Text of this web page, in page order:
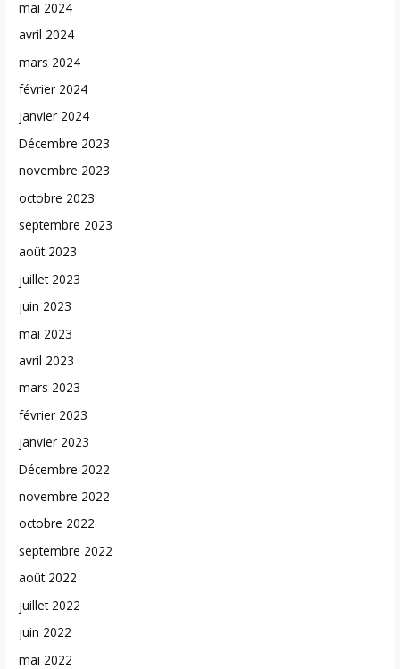
mai 2024
avril 2024
mars 2024
février 2024
janvier 2024
Décembre 2023
novembre 2023
octobre 2023
septembre 2023
août 2023
juillet 2023
juin 2023
mai 2023
avril 2023
mars 2023
février 2023
janvier 2023
Décembre 2022
novembre 2022
octobre 2022
septembre 2022
août 2022
juillet 2022
juin 2022
mai 2022